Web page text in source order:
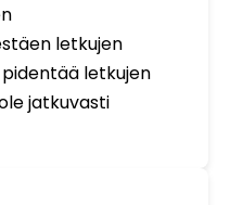
letkujen
pidentää letkujen
jatkuvasti